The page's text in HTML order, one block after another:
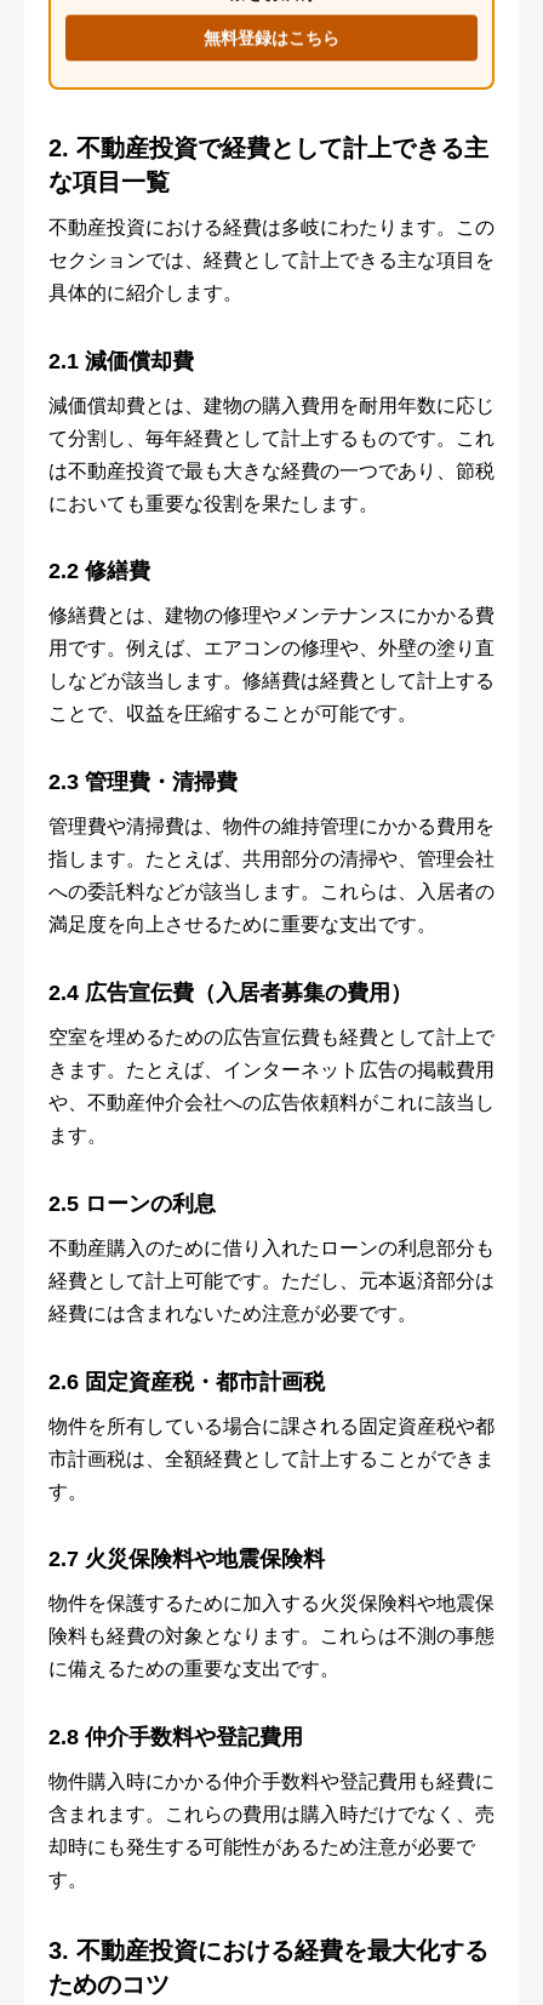
無料登録はこちら
2. 不動産投資で経費として計上できる主
な項目一覧
不動産投資における経費は多岐にわたります。この
セクションでは、経費として計上できる主な項目を
具体的に紹介します。
2.1 減価償却費
減価償却費とは、建物の購入費用を耐用年数に応じ
て分割し、毎年経費として計上するものです。これ
は不動産投資で最も大きな経費の一つであり、節税
においても重要な役割を果たします。
2.2 修繕費
修繕費とは、建物の修理やメンテナンスにかかる費
用です。例えば、エアコンの修理や、外壁の塗り直
しなどが該当します。修繕費は経費として計上する
ことで、収益を圧縮することが可能です。
2.3 管理費・清掃費
管理費や清掃費は、物件の維持管理にかかる費用を
指します。たとえば、共用部分の清掃や、管理会社
への委託料などが該当します。これらは、入居者の
満足度を向上させるために重要な支出です。
2.4 広告宣伝費（入居者募集の費用）
空室を埋めるための広告宣伝費も経費として計上で
きます。たとえば、インターネット広告の掲載費用
や、不動産仲介会社への広告依頼料がこれに該当し
ます。
2.5 ローンの利息
不動産購入のために借り入れたローンの利息部分も
経費として計上可能です。ただし、元本返済部分は
経費には含まれないため注意が必要です。
2.6 固定資産税・都市計画税
物件を所有している場合に課される固定資産税や都
市計画税は、全額経費として計上することができま
す。
2.7 火災保険料や地震保険料
物件を保護するために加入する火災保険料や地震保
険料も経費の対象となります。これらは不測の事態
に備えるための重要な支出です。
2.8 仲介手数料や登記費用
物件購入時にかかる仲介手数料や登記費用も経費に
含まれます。これらの費用は購入時だけでなく、売
却時にも発生する可能性があるため注意が必要で
す。
3. 不動産投資における経費を最大化する
ためのコツ